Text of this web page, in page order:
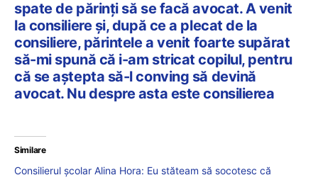
spate de părinți să se facă avocat. A venit
la consiliere și, după ce a plecat de la
consiliere, părintele a venit foarte supărat
să-mi spună că i-am stricat copilul, pentru
că se aștepta să-l conving să devină
avocat. Nu despre asta este consilierea
Similare
Consilierul școlar Alina Hora: Eu stăteam să socotesc că